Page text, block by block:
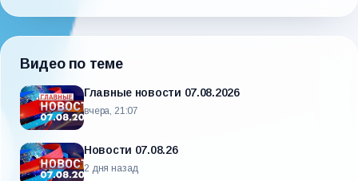
Видео по теме
Главные новости 07.08.2026
вчера, 21:07
Новости 07.08.26
2 дня назад